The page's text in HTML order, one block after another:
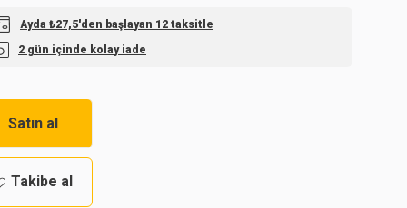
Ayda ₺27,5'den başlayan 12 taksitle
2 gün içinde kolay iade
Satın al
Takibe al